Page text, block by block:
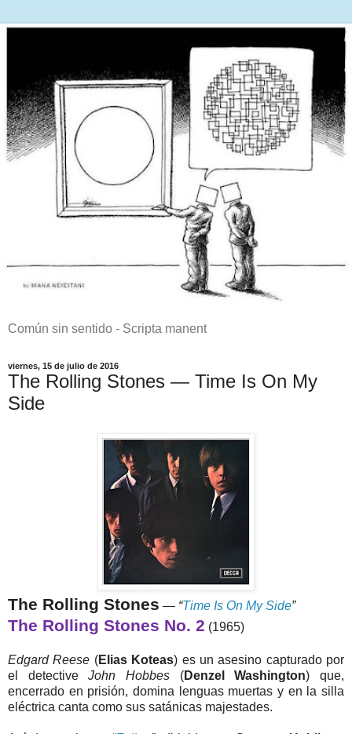
Común sin sentido - Scripta manent
viernes, 15 de julio de 2016
The Rolling Stones — Time Is On My
Side
The Rolling Stones — “Time Is On My Side”
The Rolling Stones No. 2 (1965)
Edgard Reese (Elias Koteas) es un asesino capturado por
el detectiveJohn Hobbes (Denzel Washington) que,
encerrado en prisión, domina lenguas muertas y en la silla
eléctrica canta como sus satánicas majestades.